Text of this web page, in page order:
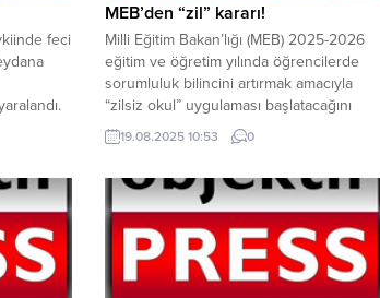
feci
yerine
edildi.
MEB’den “zil” kararı!
Milli Eğitim Bakan’lığı (MEB) 2025-2026
eğitim ve öğretim yılında öğrencilerde
sorumluluk bilincini artırmak amacıyla
“zilsiz okul” uygulaması başlatacağını
duyurdu. Bakanlık, öğrencilerde
sorumluluk bilincini artırmak amacıyla
uygulamasına geçilecek. Zil kullanımının
zaruri olduğu hallerde çevreyi rahatsız
etmeyecek şekilde zil sesi seviyesi
makul düzeye indirilecek ve okul zilleri
Bakanlıkça...
19.08.2025 10:53 0